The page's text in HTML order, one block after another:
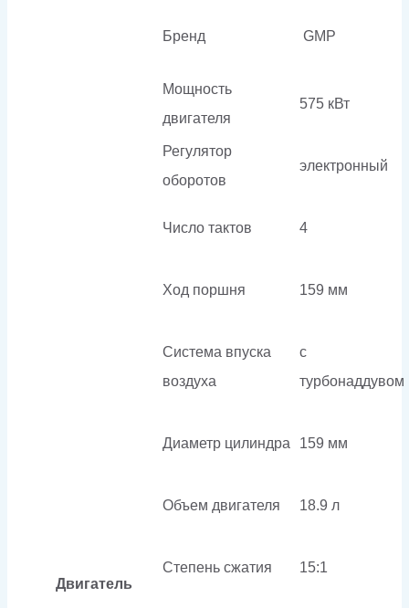
Бренд GMP
Двигатель
Мощность
двигателя
575 кВт
Регулятор
оборотов
электронный
Число тактов 4
Ход поршня 159 мм
Система впуска
воздуха
с
турбонаддувом
Диаметр цилиндра 159 мм
Объем двигателя 18.9 л
Степень сжатия 15:1